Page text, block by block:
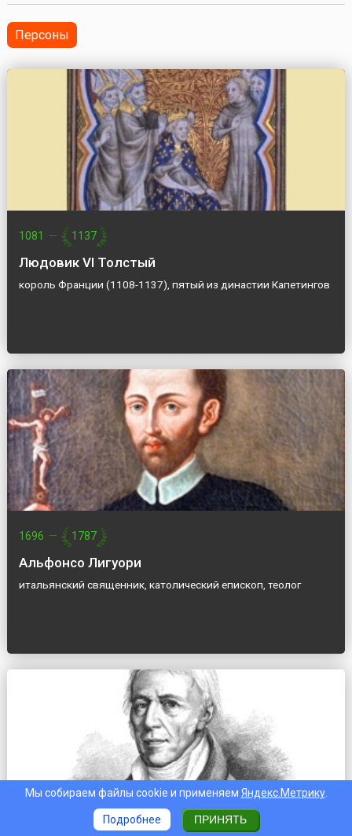
опасных преступников.Бойцы отряда овладели
тактическими приемами...
Персоны
1081 — 1137
Людовик VI Толстый
король Франции (1108-1137), пятый из династии Капетингов
1696 — 1787
Альфонсо Лигуори
итальянский священник, католический епископ, теолог
Мы собираем файлы cookie и применяем Яндекс.Метрику.
Подробнее ПРИНЯТЬ